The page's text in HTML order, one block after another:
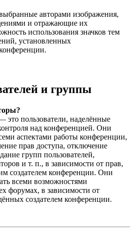
авторами изображения,
и отражающие их
использования значков тем
установленных
и группы
пользователи, наделённые
над конференцией. Они
аспектами работы конференции,
прав доступа, отключение
групп пользователей,
и т. п., в зависимости от прав,
создателем конференции. Они
всеми возможностями
форумах, в зависимости от
создателем конференции.